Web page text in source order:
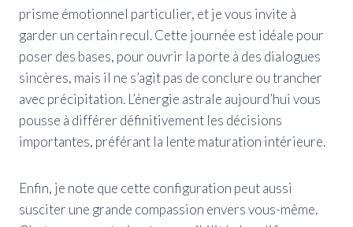
prisme émotionnel particulier, et je vous invite à
garder un certain recul. Cette journée est idéale pour
poser des bases, pour ouvrir la porte à des dialogues
sincères, mais il ne s’agit pas de conclure ou trancher
avec précipitation. L’énergie astrale aujourd’hui vous
pousse à différer définitivement les décisions
importantes, préférant la lente maturation intérieure.
Enfin, je note que cette configuration peut aussi
susciter une grande compassion envers vous-même.